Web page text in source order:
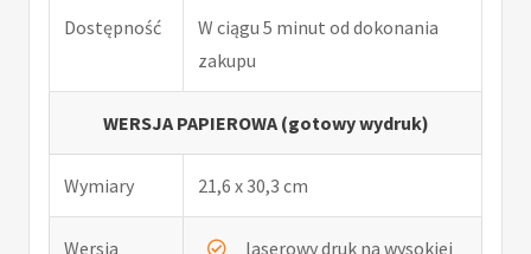
Dostępność
W ciągu 5 minut od dokonania
zakupu
WERSJA PAPIEROWA (gotowy wydruk)
Wymiary 21,6 x 30,3 cm
Wersja laserowy druk na wysokiej